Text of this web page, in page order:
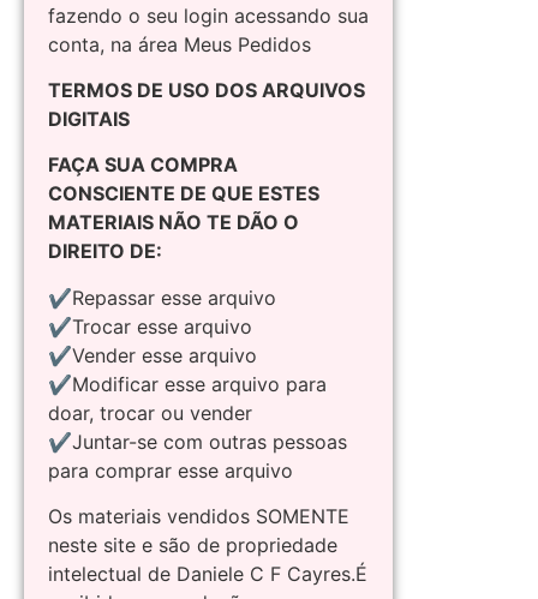
fazendo o seu login acessando sua
conta, na área Meus Pedidos
TERMOS DE USO DOS ARQUIVOS
DIGITAIS
FAÇA SUA COMPRA
CONSCIENTE DE QUE ESTES
MATERIAIS NÃO TE DÃO O
DIREITO DE:
✔Repassar esse arquivo
✔Trocar esse arquivo
✔Vender esse arquivo
✔Modificar esse arquivo para
doar, trocar ou vender
✔Juntar-se com outras pessoas
para comprar esse arquivo
Os materiais vendidos SOMENTE
neste site e são de propriedade
intelectual de Daniele C F Cayres.É